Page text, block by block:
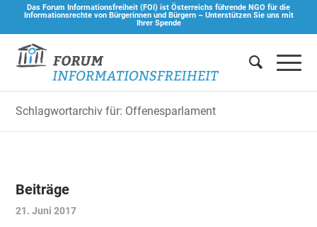
Das Forum Informationsfreiheit (FOI) ist Österreichs führende NGO für die
Informationsrechte von Bürgerinnen und Bürgern – Unterstützen Sie uns mit
Ihrer Spende
Schlagwortarchiv für: Offenesparlament
Beiträge
21. Juni 2017